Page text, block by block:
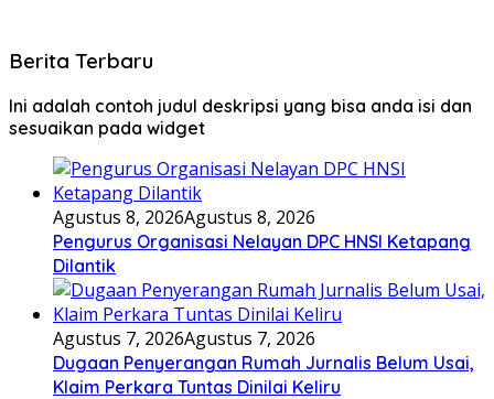
Berita Terbaru
Ini adalah contoh judul deskripsi yang bisa anda isi dan
sesuaikan pada widget
Agustus 8, 2026Agustus 8, 2026
Pengurus Organisasi Nelayan DPC HNSI Ketapang
Dilantik
Agustus 7, 2026Agustus 7, 2026
Dugaan Penyerangan Rumah Jurnalis Belum Usai,
Klaim Perkara Tuntas Dinilai Keliru